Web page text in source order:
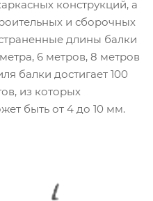
конструкций, а
и сборочных
длины балки
6 метров, 8 метров
балки достигает 100
из которых
быть от 4 до 10 мм.